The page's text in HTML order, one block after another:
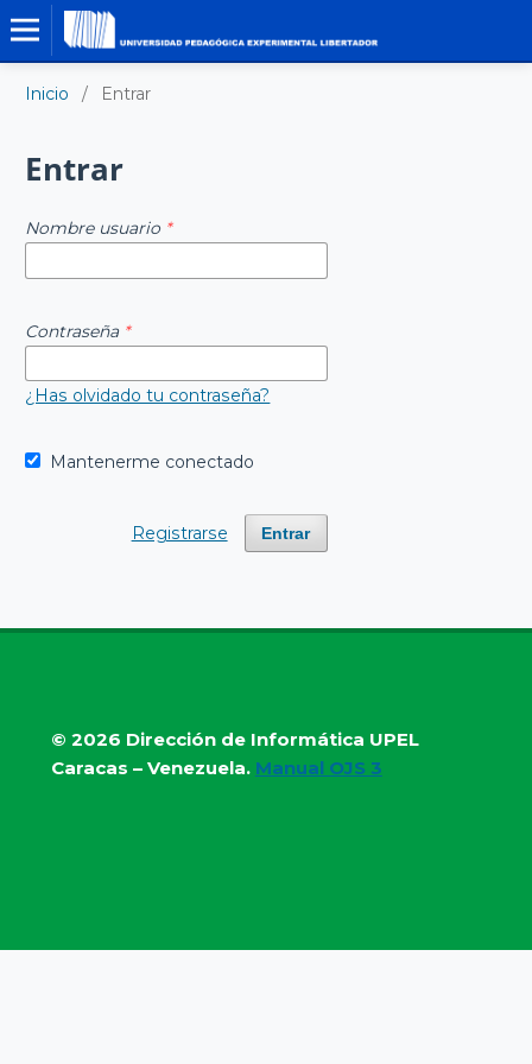
Inicio / Entrar
Entrar
Nombre usuario *
Contraseña *
¿Has olvidado tu contraseña?
Mantenerme conectado
Entrar
Registrarse
© 2026 Dirección de Informática UPEL
Caracas – Venezuela. Manual OJS 3